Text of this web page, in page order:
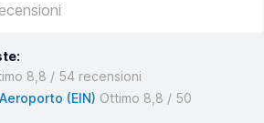
8,8 / 54 recensioni
(EIN) Ottimo 8,8 / 50